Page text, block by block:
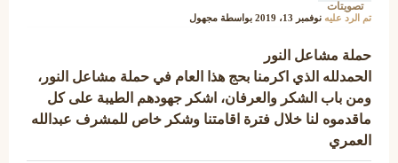
تصويتات
تم الرد عليه نوفمبر 13، 2019 بواسطة مجهول
حملة مشاعل النور
الحمدلله الذي اكرمنا بحج هذا العام في حملة مشاعل النور،
ومن باب الشكر والعرفان، اشكر جهودهم الطيبة على كل
ماقدموه لنا خلال فترة اقامتنا وشكر خاص للمشرف عبدالله
العمري